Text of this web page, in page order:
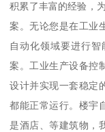
积累了丰富的经验，
案。无论您是在工业
自动化领域要进行
案。工业生产设备控
设计并实现一套稳定
都能正常运行。楼宇
是酒店、等建筑物，